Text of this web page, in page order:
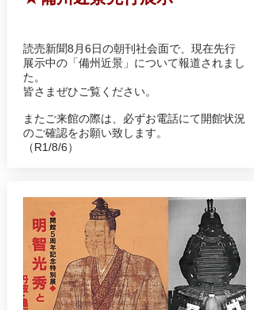
読売新聞8月6日の朝刊社会面で、 現在先行
展示中の「備州近景」について報道されまし
た。
皆さまぜひご覧ください。
またご来館の際は、必ずお電話にて開館状況
のご確認をお願い致します。
（R1/8/6）